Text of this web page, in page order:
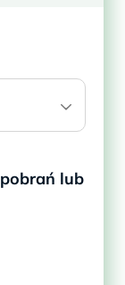
lub